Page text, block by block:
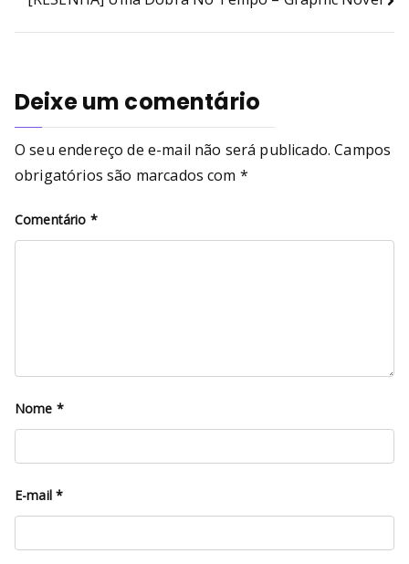
Deixe um comentário
O seu endereço de e-mail não será publicado. Campos
obrigatórios são marcados com *
Comentário *
Nome *
E-mail*